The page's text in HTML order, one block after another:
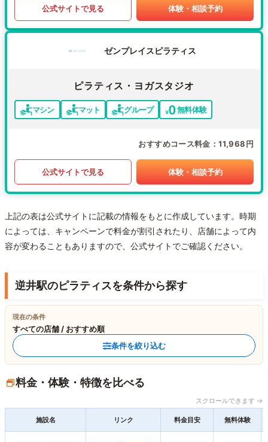
公式サイトで見る 体験・相談予約
ゼンプレイスピラティス
ピラティス・ヨガスタジオ
マシン マット グループ 無料体験
おすすめコース料金 11,968円
公式サイトで見る 体験・相談予約
上記の表は公式サイトに記載の情報をもとに作成しています。時期
によっては、キャンペーンで料金が割引されたり、店舗によって内
容が変わることもありますので、公式サイトでご確認ください。
逆井駅のピラティスを条件から探す
現在の条件
すべての店舗 / おすすめ順
条件を絞り込む
料金・体験・特徴を比べる
スクロールできます →
施設名 リンク 料金目安 無料体験